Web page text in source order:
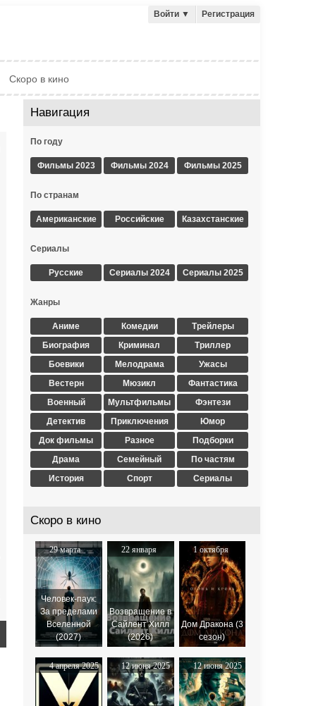
Войти ▼ Регистрация
Скоро в кино
Навигация
По году
Фильмы 2023 Фильмы 2024 Фильмы 2025
По странам
Американские Российские Казахстанские
Сериалы
Русские Сериалы 2024 Сериалы 2025
Жанры
Аниме
Биография
Боевики
Вестерн
Военный
Детектив
Док фильмы
Драма
История
Комедии
Криминал
Мелодрама
Мюзикл
Мультфильмы
Приключения
Разное
Семейный
Спорт
Трейлеры
Триллер
Ужасы
Фантастика
Фэнтези
Юмор
Подборки
По частям
Сериалы
Скоро в кино
29 марта
2024
Человек-паук:
За пределами
Вселенной
(2027)
22 января
2026
Возвращение в
Сайлент Хилл
(2026)
1 октября
2025
Дом Дракона (3
сезон)
4 апреля 2025 12 июня 2025 12 июня 2025